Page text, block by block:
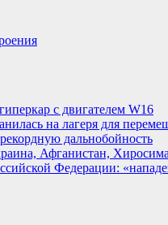
с двигателем W16
на лагеря для
дальнобойность
Афганистан, Хиросима
Федерации: